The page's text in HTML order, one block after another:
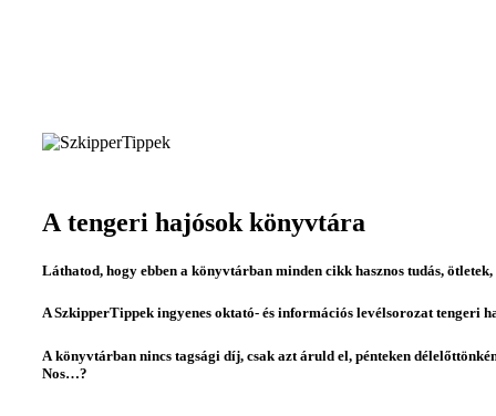
A tengeri hajósok könyvtára
Láthatod, hogy ebben a könyvtárban minden cikk hasznos tudás,
A SzkipperTippek ingyenes oktató- és információs levélsorozat tengeri
A könyvtárban nincs tagsági díj, csak azt áruld el, pénteken
Nos…?